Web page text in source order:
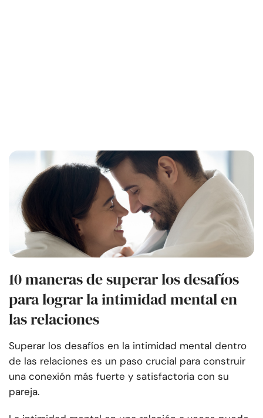
10 maneras de superar los desafíos
para lograr la intimidad mental en
las relaciones
Superar los desafíos en la intimidad mental dentro
de las relaciones es un paso crucial para construir
una conexión más fuerte y satisfactoria con su
pareja.